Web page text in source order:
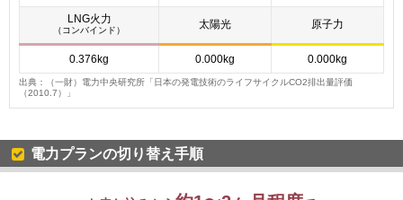
LNG火力
（コンバインド） 太陽光 原子力
0.376kg 0.000kg 0.000kg
出典：（一財）電力中央研究所「日本の発電技術のライフサイクルCO2排出量評価
（2010.7）」
電力プランの切り替え手順